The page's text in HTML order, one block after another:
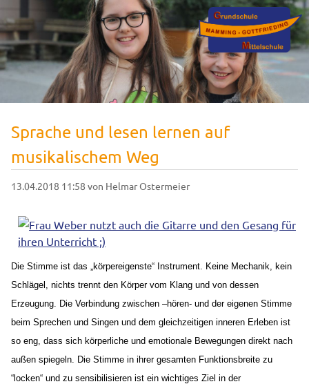
Sprache und lesen lernen auf
musikalischem Weg
13.04.2018 11:58 von Helmar Ostermeier
Die Stimme ist das „körpereigenste“ Instrument. Keine Mechanik, kein
Schlägel, nichts trennt den Körper vom Klang und von dessen
Erzeugung. Die Verbindung zwischen –hören- und der eigenen Stimme
beim Sprechen und Singen und dem gleichzeitigen inneren Erleben ist
so eng, dass sich körperliche und emotionale Bewegungen direkt nach
außen spiegeln. Die Stimme in ihrer gesamten Funktionsbreite zu
“locken“ und zu sensibilisieren ist ein wichtiges Ziel in der